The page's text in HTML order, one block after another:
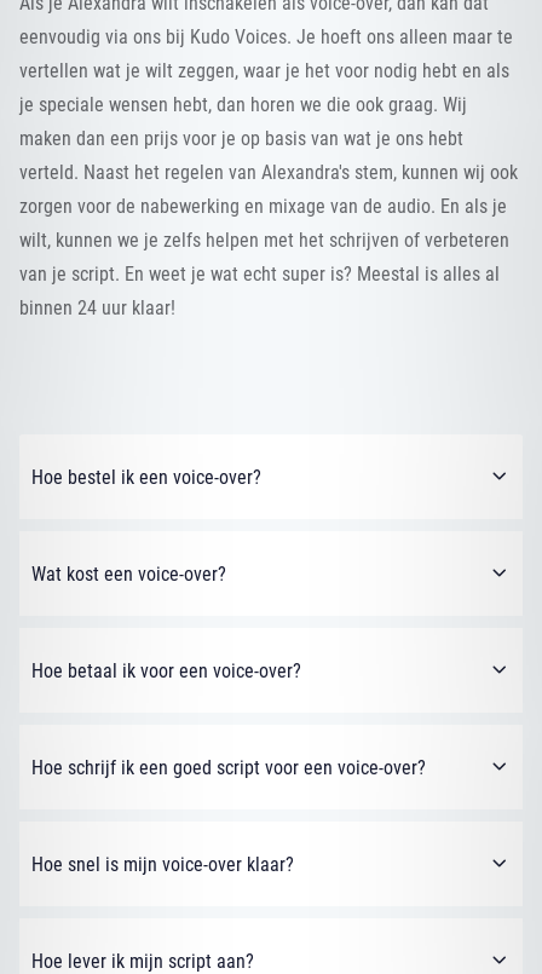
eenvoudig via ons bij Kudo Voices. Je hoeft ons alleen maar te
vertellen wat je wilt zeggen, waar je het voor nodig hebt en als
je speciale wensen hebt, dan horen we die ook graag. Wij
maken dan een prijs voor je op basis van wat je ons hebt
verteld. Naast het regelen van Alexandra's stem, kunnen wij ook
zorgen voor de nabewerking en mixage van de audio. En als je
wilt, kunnen we je zelfs helpen met het schrijven of verbeteren
van je script. En weet je wat echt super is? Meestal is alles al
binnen 24 uur klaar!
Hoe bestel ik een voice-over?
Wat kost een voice-over?
Hoe betaal ik voor een voice-over?
Hoe schrijf ik een goed script voor een voice-over?
Hoe snel is mijn voice-over klaar?
Hoe lever ik mijn script aan?